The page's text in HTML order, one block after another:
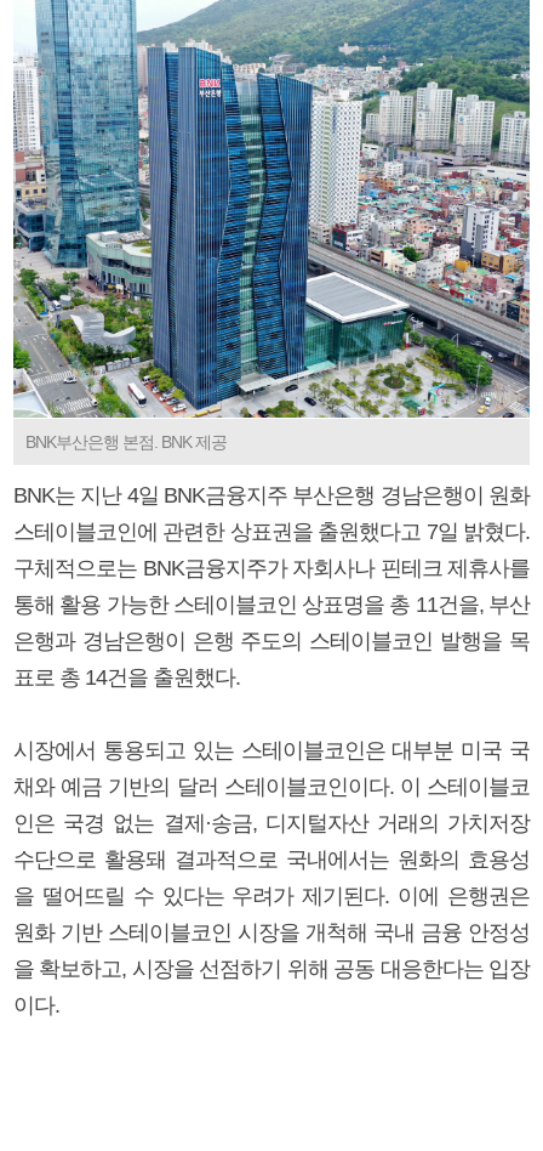
BNK부산은행 본점. BNK 제공
BNK는 지난 4일 BNK금융지주 부산은행 경남은행이 원화
스테이블코인에 관련한 상표권을 출원했다고 7일 밝혔다.
구체적으로는 BNK금융지주가 자회사나 핀테크 제휴사를
통해 활용 가능한 스테이블코인 상표명을 총 11건을, 부산
은행과 경남은행이 은행 주도의 스테이블코인 발행을 목
표로 총 14건을 출원했다.
시장에서 통용되고 있는 스테이블코인은 대부분 미국 국
채와 예금 기반의 달러 스테이블코인이다. 이 스테이블코
인은 국경 없는 결제·송금, 디지털자산 거래의 가치저장
수단으로 활용돼 결과적으로 국내에서는 원화의 효용성
을 떨어뜨릴 수 있다는 우려가 제기된다. 이에 은행권은
원화 기반 스테이블코인 시장을 개척해 국내 금융 안정성
을 확보하고, 시장을 선점하기 위해 공동 대응한다는 입장
이다.